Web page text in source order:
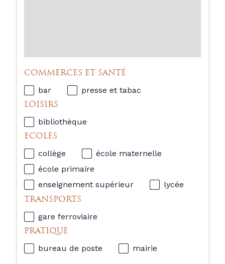
COMMERCES ET SANTÉ
bar presse et tabac
LOISIRS
bibliothèque
ECOLES
collège
école maternelle
école primaire
enseignement supérieur
lycée
TRANSPORTS
gare ferroviaire
PRATIQUE
bureau de poste mairie